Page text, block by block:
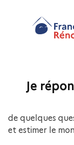
Je
de quelques
et estimer le